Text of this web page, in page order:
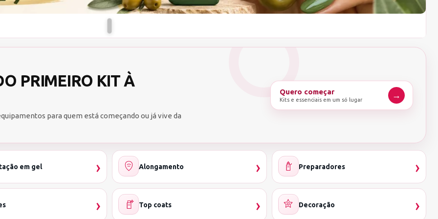
PRIMEIRO KIT À
para quem está começando ou já vive da
Quero começar
Kits e essenciais em um só lugar →
em gel › Alongamento › Preparadores ›
› Top coats › Decoração ›